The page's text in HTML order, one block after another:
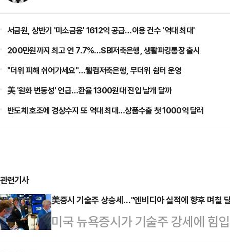
서금원, 상반기 '미소금융' 1612억 공급…이용 건수 '역대 최대'
200만원까지 최고 연 7.7%…SBI저축은행, 생활파킹통장 출시
"더위 피해 쉬어가세요"…웰컴저축은행, 무더위 쉼터 운영
美 '원화 변동성' 언급…환율 1300원대 진입 날개 달까
반도체 호조에 경상수지 또 역대 최대…상품수출 첫 1000억 달러
관련기사
美증시 기술주 상승세…"엔비디아 실적에 향후 며칠
미국 뉴욕증시가 기술주 강세에 힘
방송에 따르면 전통적 우량주로 구